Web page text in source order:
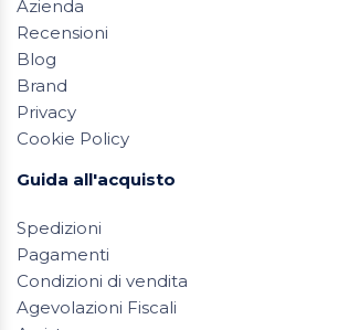
Azienda
Recensioni
Blog
Brand
Privacy
Cookie Policy
Guida all'acquisto
Spedizioni
Pagamenti
Condizioni di vendita
Agevolazioni Fiscali